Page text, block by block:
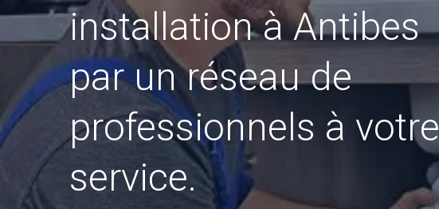
installation à Antibes
par un réseau de
professionnels à votre
service.